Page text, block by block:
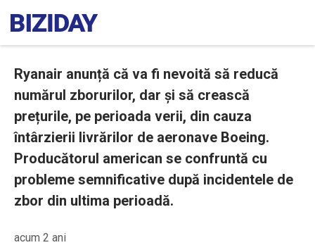
Ryanair anunță că va fi nevoită să reducă
numărul zborurilor, dar și să crească
prețurile, pe perioada verii, din cauza
întârzierii livrărilor de aeronave Boeing.
Producătorul american se confruntă cu
probleme semnificative după incidentele de
zbor din ultima perioadă.
acum 2 ani